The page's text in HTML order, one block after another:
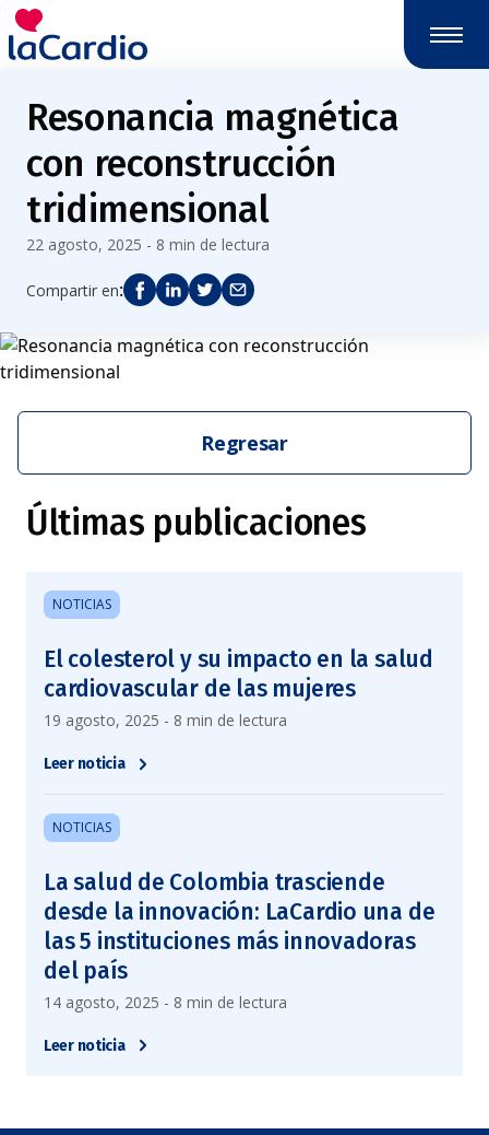
Resonancia magnética
con reconstrucción
tridimensional
22 agosto, 2025 - 8 min de lectura
Compartir en:
Regresar
Últimas publicaciones
NOTICIAS
El colesterol y su impacto en la salud
cardiovascular de las mujeres
19 agosto, 2025 - 8 min de lectura
Leer noticia
NOTICIAS
La salud de Colombia trasciende
desde la innovación: LaCardio una de
las 5 instituciones más innovadoras
del país
14 agosto, 2025 - 8 min de lectura
Leer noticia